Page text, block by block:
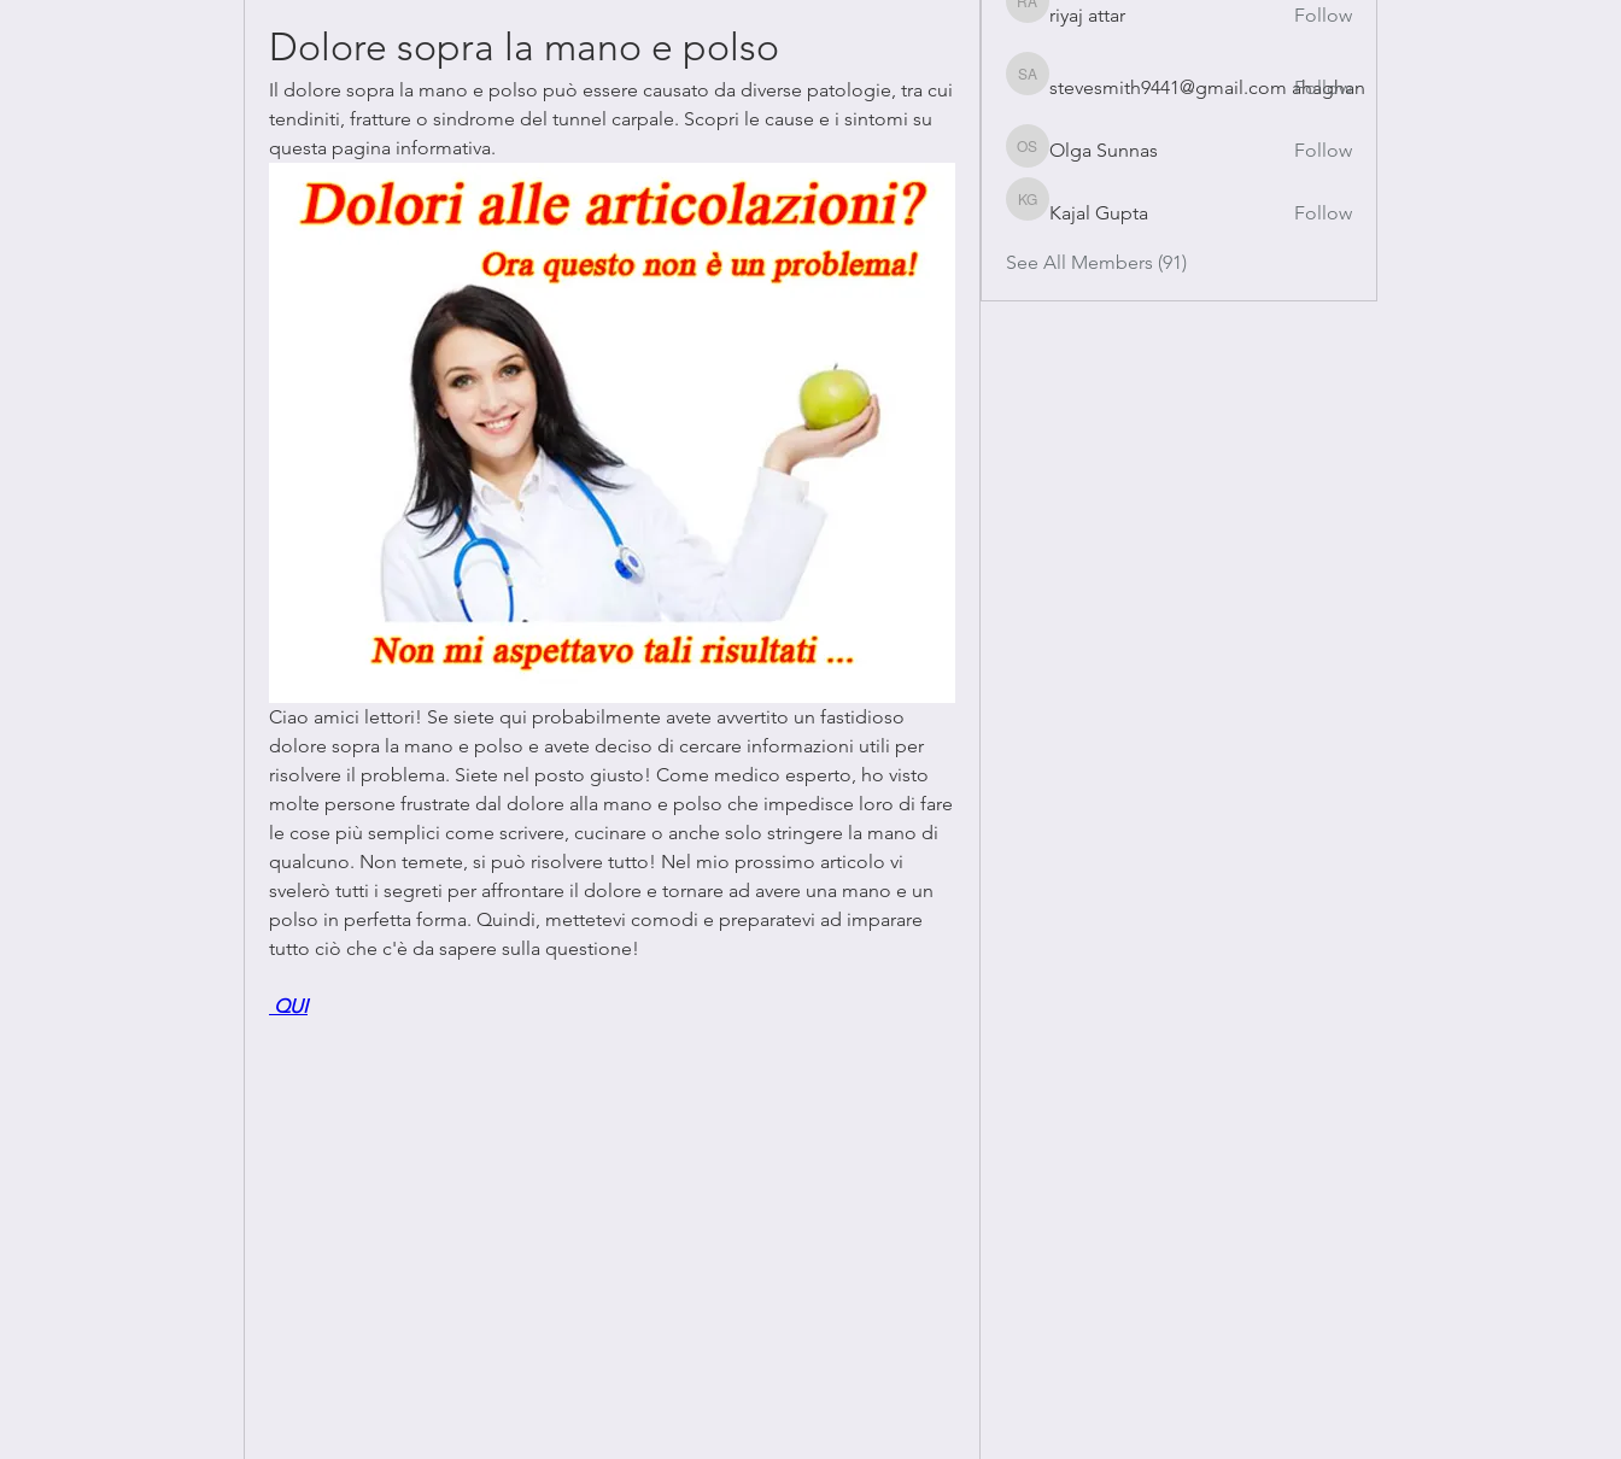
Dolore sopra la mano e polso
Il dolore sopra la mano e polso può essere causato da diverse patologie, tra cui
tendiniti, fratture o sindrome del tunnel carpale. Scopri le cause e i sintomi su
questa pagina informativa.
Ciao amici lettori! Se siete qui probabilmente avete avvertito un fastidioso
dolore sopra la mano e polso e avete deciso di cercare informazioni utili per
risolvere il problema. Siete nel posto giusto! Come medico esperto, ho visto
molte persone frustrate dal dolore alla mano e polso che impedisce loro di fare
le cose più semplici come scrivere, cucinare o anche solo stringere la mano di
qualcuno. Non temete, si può risolvere tutto! Nel mio prossimo articolo vi
svelerò tutti i segreti per affrontare il dolore e tornare ad avere una mano e un
polso in perfetta forma. Quindi, mettetevi comodi e preparatevi ad imparare
tutto ciò che c'è da sapere sulla questione!
QUI
riyaj attar
riyaj attar Follow
stevesmith9441@gmail.com ahaghan
stevesmith9441@gmail.com ahaghan
Follow
Olga Sunnas
Olga Sunnas Follow
Kajal Gupta
Kajal Gupta Follow
See All Members (91)